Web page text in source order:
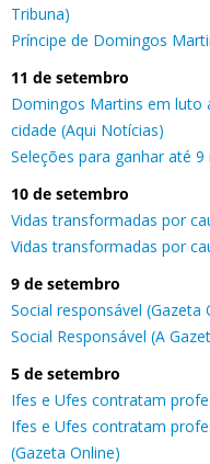
Tribuna)
Príncipe de Domingos
11 de setembro
Domingos Martins em luto
cidade (Aqui Notícias)
Seleções para ganhar até 9
10 de setembro
Vidas transformadas por
Vidas transformadas por
9 de setembro
Social responsável (Gazeta
Social Responsável (A
5 de setembro
Ifes e Ufes contratam
Ifes e Ufes contratam
(Gazeta Online)